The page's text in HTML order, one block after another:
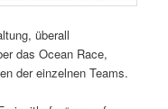
überall
das Ocean Race,
der einzelnen Teams.